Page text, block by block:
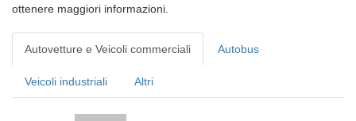
ottenere maggiori informazioni.
Autovetture e Veicoli commerciali Autobus
Veicoli industriali Altri